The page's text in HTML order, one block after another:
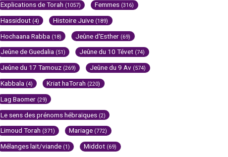
Explications de Torah (1057) Femmes (316)
Hassidout (4) Histoire Juive (189)
Hochaana Rabba (18) Jeûne d'Esther (69)
Jeûne de Guedalia (51) Jeûne du 10 Tévet (74)
Jeûne du 17 Tamouz (269) Jeûne du 9 Av (574)
Kabbala (4) Kriat haTorah (220)
Lag Baomer (29)
Le sens des prénoms hébraïques (2)
Limoud Torah (371) Mariage (772)
Mélanges lait/viande (1) Middot (69)